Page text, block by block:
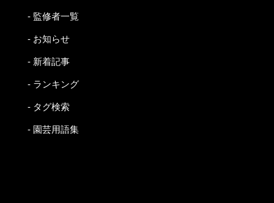
- 監修者一覧
- お知らせ
- 新着記事
- ランキング
- タグ検索
- 園芸用語集